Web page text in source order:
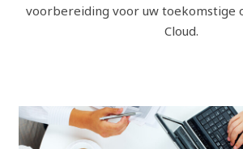
voorbereiding voor uw toekomstige
Cloud.